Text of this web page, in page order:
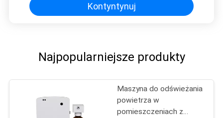
Kontyntynuj
Najpopularniejsze produkty
Maszyna do odświeżania
powietrza w
pomieszczeniach z